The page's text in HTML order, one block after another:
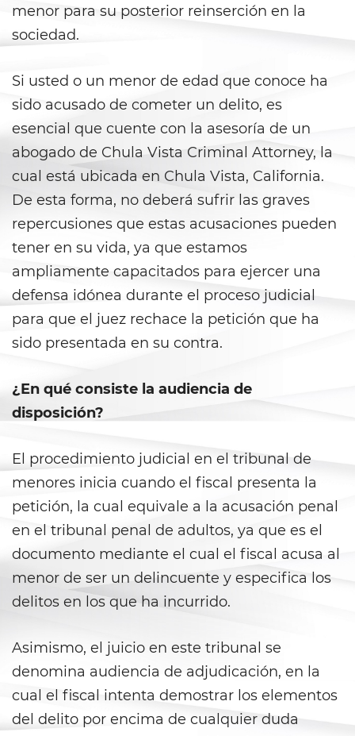
Condena
Certificado de Rehabilitación
Eliminación de antecedentes
Libertad Condicional Bajo
Petición para Anular una
Condena por Asesinato
Sello de Registros de Arresto
Violación de la Libertad
Aumento de Sentencia por Armas
de Fuego
Dañar Líneas Telefónicas,
Eléctricas o de Servicios
Públicos
Incendio Provocado
Invasión Agravada de
Propiedad Ajena
Vandalismo
Delitos de Armas
menor para su posterior reinserción en la
sociedad.
Si usted o un menor de edad que conoce ha
sido acusado de cometer un delito, es
esencial que cuente con la asesoría de un
abogado de Chula Vista Criminal Attorney, la
cual está ubicada en Chula Vista, California.
De esta forma, no deberá sufrir las graves
repercusiones que estas acusaciones pueden
tener en su vida, ya que estamos
ampliamente capacitados para ejercer una
defensa idónea durante el proceso judicial
para que el juez rechace la petición que ha
sido presentada en su contra.
¿En qué consiste la audiencia de
disposición?
El procedimiento judicial en el tribunal de
menores inicia cuando el fiscal presenta la
petición, la cual equivale a la acusación penal
en el tribunal penal de adultos, ya que es el
documento mediante el cual el fiscal acusa al
menor de ser un delincuente y especifica los
delitos en los que ha incurrido.
Asimismo, el juicio en este tribunal se
denomina audiencia de adjudicación, en la
cual el fiscal intenta demostrar los elementos
del delito por encima de cualquier duda